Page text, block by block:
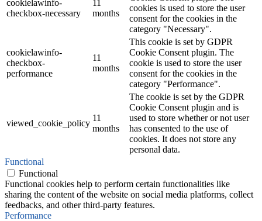
cookielawinfo-
checkbox-necessary
11
months
cookies is used to store the user
consent for the cookies in the
category "Necessary".
cookielawinfo-
checkbox-
performance
11
months
This cookie is set by GDPR
Cookie Consent plugin. The
cookie is used to store the user
consent for the cookies in the
category "Performance".
viewed_cookie_policy
11
months
The cookie is set by the GDPR
Cookie Consent plugin and is
used to store whether or not user
has consented to the use of
cookies. It does not store any
personal data.
Functional
Functional
Functional cookies help to perform certain functionalities like
sharing the content of the website on social media platforms, collect
feedbacks, and other third-party features.
Performance